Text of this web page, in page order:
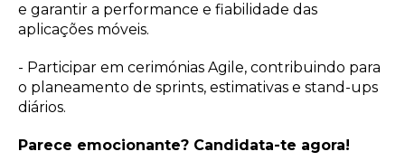
e garantir a performance e fiabilidade das
aplicações móveis.
- Participar em cerimónias Agile, contribuindo para
o planeamento de sprints, estimativas e stand-ups
diários.
Parece emocionante? Candidata-te agora!